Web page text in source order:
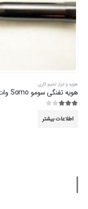
هویه و ابزار لحیم کاری
هویه تفنگی سومو Somo وات متغیر
اطلاعات بیشتر